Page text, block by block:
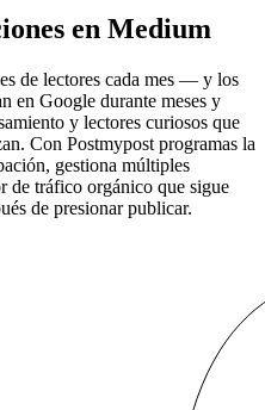
en Medium
de lectores cada mes — y los
en Google durante meses y
y lectores curiosos que
Con Postmypost programas la
gestiona múltiples
de tráfico orgánico que sigue
de presionar publicar.